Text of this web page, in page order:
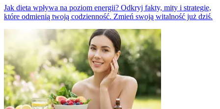
Jak dieta wpływa na poziom energii? Odkryj fakty, mity i strategie,
które odmienią twoją codzienność. Zmień swoją witalność już dziś.